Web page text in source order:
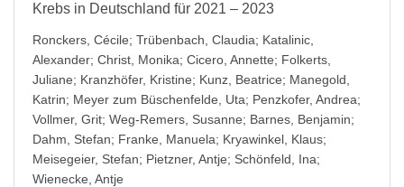
Krebs in Deutschland für 2021 – 2023
Ronckers, Cécile; Trübenbach, Claudia; Katalinic,
Alexander; Christ, Monika; Cicero, Annette; Folkerts,
Juliane; Kranzhöfer, Kristine; Kunz, Beatrice; Manegold,
Katrin; Meyer zum Büschenfelde, Uta; Penzkofer, Andrea;
Vollmer, Grit; Weg-Remers, Susanne; Barnes, Benjamin;
Dahm, Stefan; Franke, Manuela; Kryawinkel, Klaus;
Meisegeier, Stefan; Pietzner, Antje; Schönfeld, Ina;
Wienecke, Antje